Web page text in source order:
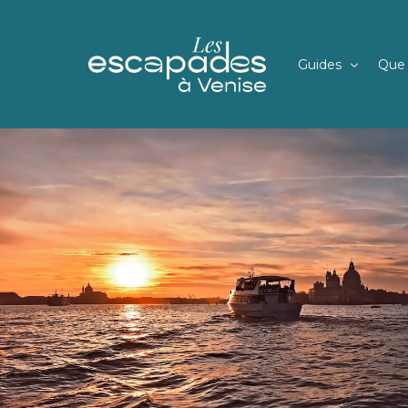
Guides
Weekend à
Visiter Venise
Que